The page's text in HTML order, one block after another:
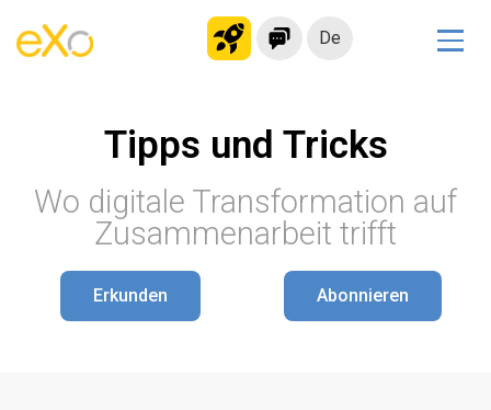
De
Modernes Intranet
kollaborationsplattform
Soziales Netzwerk
Wissensmanagement
Bewerbungsportal
Alternative zu Microsoft 365
Tipps und Tricks
Wo digitale Transformation auf
Zusammenarbeit trifft
Abonnieren
Erkunden